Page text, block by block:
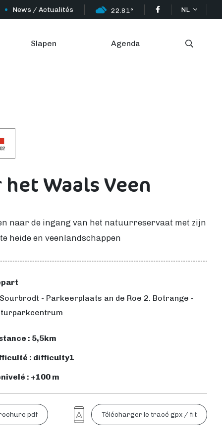
News / Actualités 22.81° NL
Slapen Agenda
het Waals Veen
naar de ingang van het natuurreservaat met zijn
heide en veenlandschappen
- Parkeerplaats an de Roe 2. Botrange -
: 5,5km
: difficulty1
: +100 m
pdf Télécharger le tracé gpx / fit